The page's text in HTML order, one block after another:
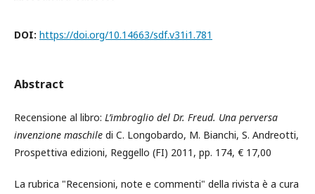
DOI: https://doi.org/10.14663/sdf.v31i1.781
Abstract
Recensione al libro: L’imbroglio del Dr. Freud. Una perversa
invenzione maschile di C. Longobardo, M. Bianchi, S. Andreotti,
Prospettiva edizioni, Reggello (FI) 2011, pp. 174, € 17,00
La rubrica "Recensioni, note e commenti" della rivista è a cura